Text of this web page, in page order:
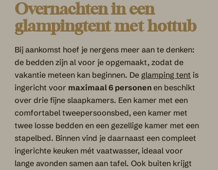
Overnachten in een
glampingtent met hottub
Bij aankomst hoef je nergens meer aan te denken:
de bedden zijn al voor je opgemaakt, zodat de
vakantie meteen kan beginnen. De glamping tent is
ingericht voor maximaal 6 personenen beschikt
over drie fijne slaapkamers. Een kamer met een
comfortabel tweepersoonsbed, een kamer met
twee losse bedden en een gezellige kamer met een
stapelbed. Binnen vind je daarnaast een compleet
ingerichte keuken mét vaatwasser, ideaal voor
lange avonden samen aan tafel. Ook buiten krijgt